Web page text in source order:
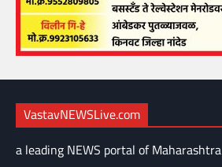
VastavNEWSLive.com
a leading NEWS portal of Maharashtra